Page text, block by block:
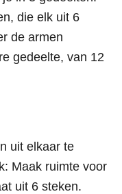
die elk uit 6
de armen
gedeelte, van 12
uit elkaar te
Maak ruimte voor
uit 6 steken.